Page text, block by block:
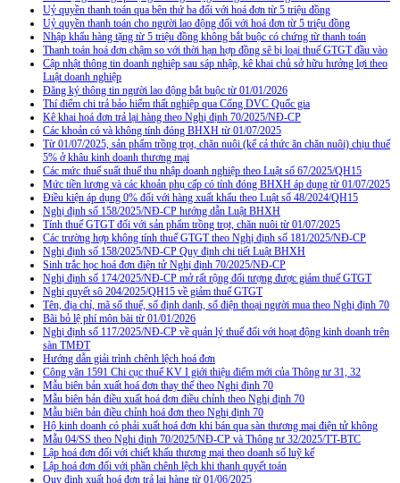
Uỷ quyền thanh toán qua bên thứ ba đối với hoá đơn từ 5 triệu đồng
Uỷ quyền thanh toán cho người lao động đối với hoá đơn từ 5 triệu đồng
Nhập khẩu hàng tặng từ 5 triệu đồng không bắt buộc có chứng từ thanh toán
Thanh toán hoá đơn chậm so với thời hạn hợp đồng sẽ bị loại thuế GTGT đầu vào
Cập nhật thông tin doanh nghiệp sau sáp nhập, kê khai chủ sở hữu hưởng lợi theo
Luật doanh nghiệp
Đăng ký thông tin người lao động bắt buộc từ 01/01/2026
Thí điểm chi trả bảo hiểm thất nghiệp qua Cổng DVC Quốc gia
Kê khai hoá đơn trả lại hàng theo Nghị định 70/2025/NĐ-CP
Các khoản có và không tính đóng BHXH từ 01/07/2025
Từ 01/07/2025, sản phẩm trồng trọt, chăn nuôi (kể cả thức ăn chăn nuôi) chịu thuế
5% ở khâu kinh doanh thương mại
Các mức thuế suất thuế thu nhập doanh nghiệp theo Luật số 67/2025/QH15
Mức tiền lương và các khoản phụ cấp có tính đóng BHXH áp dụng từ 01/07/2025
Điều kiện áp dụng 0% đối với hàng xuất khẩu theo Luật số 48/2024/QH15
Nghị định số 158/2025/NĐ-CP hướng dẫn Luật BHXH
Tính thuế GTGT đối với sản phẩm trồng trọt, chăn nuôi từ 01/07/2025
Các trường hợp không tính thuế GTGT theo Nghị định số 181/2025/NĐ-CP
Nghị định số 158/2025/NĐ-CP Quy định chi tiết Luật BHXH
Sinh trắc học hoá đơn điện tử Nghị định 70/2025/NĐ-CP
Nghị định số 174/2025/NĐ-CP mở rất rộng đối tượng được giảm thuế GTGT
Nghị quyết sô 204/2025/QH15 về giảm thuế GTGT
Tên, địa chỉ, mã số thuế, số định danh, số điện thoại người mua theo Nghị định 70
Bãi bỏ lệ phí môn bài từ 01/01/2026
Nghị định số 117/2025/NĐ-CP về quản lý thuế đối với hoạt động kinh doanh trên
sàn TMĐT
Hướng dẫn giải trình chênh lệch hoá đơn
Công văn 1591 Chi cục thuế KV I giới thiệu điểm mới của Thông tư 31, 32
Mẫu biên bản xuất hoá đơn thay thế theo Nghị định 70
Mẫu biên bản điều xuất hoá đơn điều chỉnh theo Nghị định 70
Mẫu biên bản điều chỉnh hoá đơn theo Nghị định 70
Hộ kinh doanh có phải xuất hoá đơn khi bán qua sàn thương mại điện tử không
Mẫu 04/SS theo Nghi định 70/2025/NĐ-CP và Thông tư 32/2025/TT-BTC
Lập hoá đơn đối với chiết khấu thương mại theo doanh số luỹ kế
Lập hoá đơn đối với phần chênh lệch khi thanh quyết toán
Quy định xuất hoá đơn trả lại hàng từ 01/06/2025